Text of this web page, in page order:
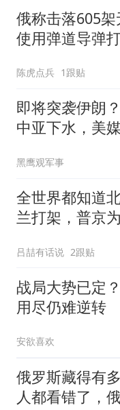
俄称击落605架
使用弹道导弹
陈虎点兵 1跟贴
即将突袭伊朗
中亚下水，美
黑鹰观军事
全世界都知道
兰打架，普京
吕喆有话说 2跟贴
战局大势已定
用尽仍难逆转
安欲喜欢
俄罗斯藏得有
人都看错了，